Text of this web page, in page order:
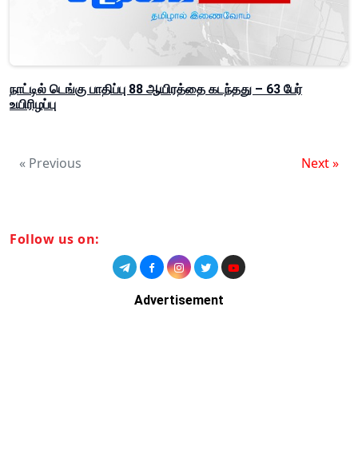
நாட்டில் டெங்கு பாதிப்பு 88 ஆயிரத்தை கடந்தது – 63 பேர்
உயிரிழப்பு
« Previous Next »
Follow us on:
Advertisement